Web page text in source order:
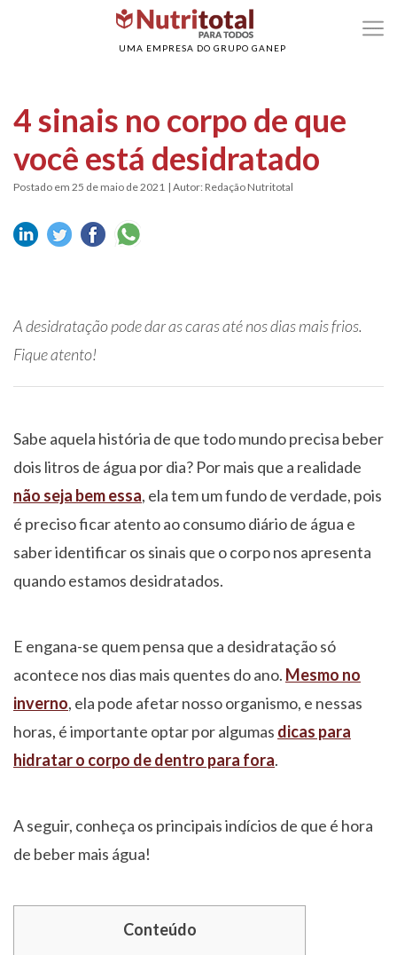
UMA EMPRESA DO GRUPO GANEP
>4 sinais no corpo de que você está desidratado
4 sinais no corpo de que
você está desidratado
Postado em 25 de maio de 2021 | Autor: Redação Nutritotal
A desidratação pode dar as caras até nos dias mais frios.
Fique atento!
Sabe aquela história de que todo mundo precisa beber
dois litros de água por dia? Por mais que a realidade
não seja bem essa, ela tem um fundo de verdade, pois
é preciso ficar atento ao consumo diário de água e
saber identificar os sinais que o corpo nos apresenta
quando estamos desidratados.
E engana-se quem pensa que a desidratação só
acontece nos dias mais quentes do ano. Mesmo no
inverno, ela pode afetar nosso organismo, e nessas
horas, é importante optar por algumas dicas para
hidratar o corpo de dentro para fora.
A seguir, conheça os principais indícios de que é hora
de beber mais água!
Conteúdo